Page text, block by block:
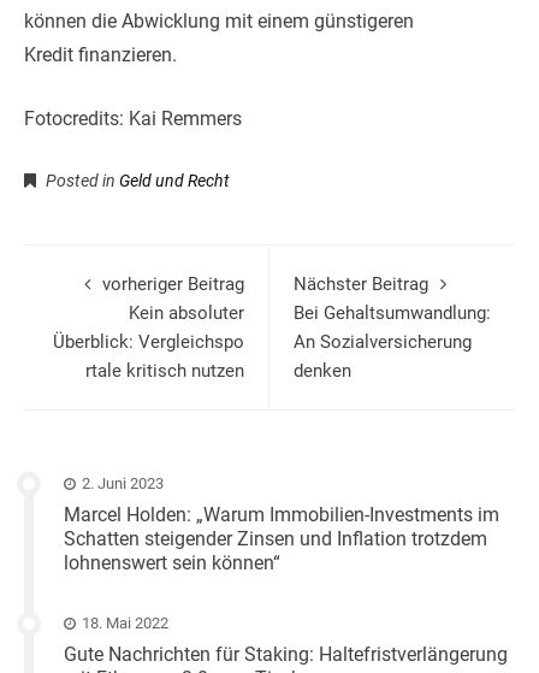
können die Abwicklung mit einem günstigeren
Kredit finanzieren.
Fotocredits: Kai Remmers
Posted in Geld und Recht
vorheriger Beitrag
Kein absoluter
Überblick: Vergleichspo
rtale kritisch nutzen
Nächster Beitrag
Bei Gehaltsumwandlung:
An Sozialversicherung
denken
2. Juni 2023
Marcel Holden: „Warum Immobilien-Investments im
Schatten steigender Zinsen und Inflation trotzdem
lohnenswert sein können“
18. Mai 2022
Gute Nachrichten für Staking: Haltefristverlängerung